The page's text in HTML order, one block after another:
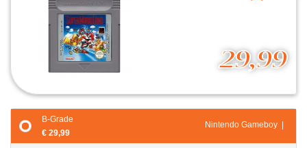
29,99
B-Grade
€ 29,99
Nintendo Gameboy |